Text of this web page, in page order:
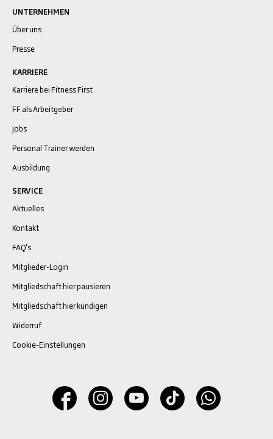
UNTERNEHMEN
Über uns
Presse
KARRIERE
Karriere bei Fitness First
FF als Arbeitgeber
Jobs
Personal Trainer werden
Ausbildung
SERVICE
Aktuelles
Kontakt
FAQ's
Mitglieder-Login
Mitgliedschaft hier pausieren
Mitgliedschaft hier kündigen
Widerruf
Cookie-Einstellungen